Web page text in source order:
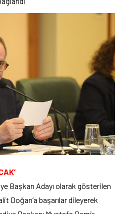
Başkan Adayı olarak gösterilen
Doğan’a başarılar dileyerek